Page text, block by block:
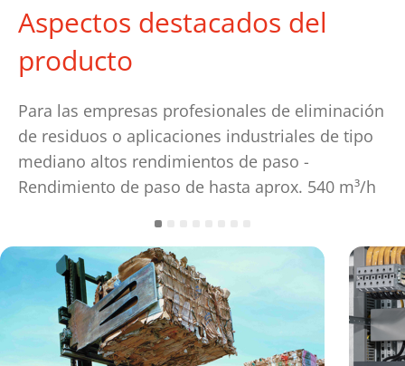
Aspectos destacados del
producto
Para las empresas profesionales de eliminación
de residuos o aplicaciones industriales de tipo
mediano altos rendimientos de paso -
Rendimiento de paso de hasta aprox. 540 m³/h